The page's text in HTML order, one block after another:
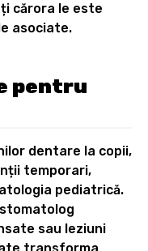
cărora le este
asociate.
pentru
dentare la copii,
temporari,
pediatrică.
sau leziuni